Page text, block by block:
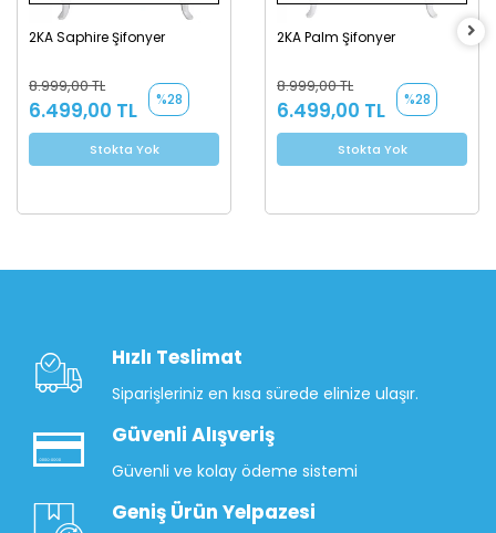
2KA Saphire Şifonyer
8.999,00 TL
6.499,00 TL %28
Stokta Yok
2KA Palm Şifonyer
8.999,00 TL
6.499,00 TL %28
Stokta Yok
Hızlı Teslimat
Siparişleriniz en kısa sürede elinize ulaşır.
Güvenli Alışveriş
Güvenli ve kolay ödeme sistemi
Geniş Ürün Yelpazesi